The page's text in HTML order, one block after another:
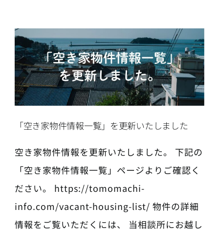
「空き家物件情報一覧」を更新いたしました
空き家物件情報を更新いたしました。 下記の
「空き家物件情報一覧」ページよりご確認く
ださい。 https://tomomachi-
info.com/vacant-housing-list/ 物件の詳細
情報をご覧いただくには、 当相談所にお越し